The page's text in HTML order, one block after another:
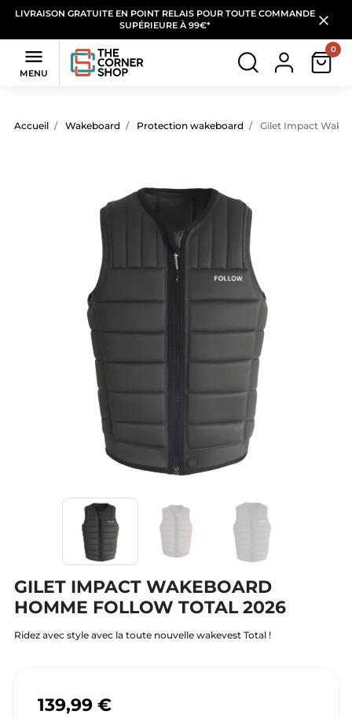
LIVRAISON GRATUITE EN POINT RELAIS POUR TOUTE COMMANDE
SUPÉRIEURE À 99€*

MENU
0
Accueil Wakeboard Protection wakeboard Gilet Impact
GILET IMPACT WAKEBOARD
HOMME FOLLOW TOTAL 2026
Ridez avec style avec la toute nouvelle wakevest Total !
139,99 €